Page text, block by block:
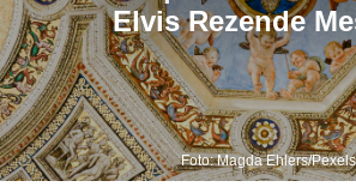
Elvis Rezende
Foto: Magda Ehlers/Pexels